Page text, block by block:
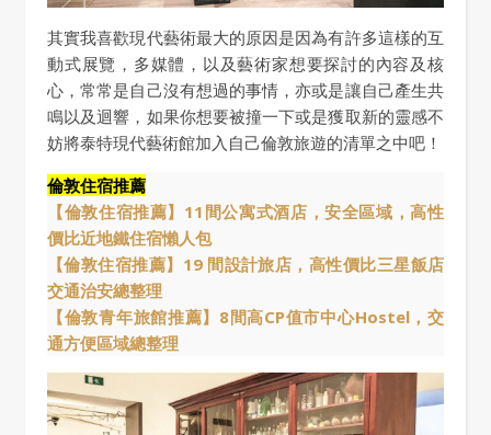
其實我喜歡現代藝術最大的原因是因為有許多這樣的互
動式展覽，多媒體，以及藝術家想要探討的內容及核
心，常常是自己沒有想過的事情，亦或是讓自己產生共
鳴以及迴響，如果你想要被撞一下或是獲取新的靈感不
妨將泰特現代藝術館加入自己倫敦旅遊的清單之中吧！
倫敦住宿推薦
【倫敦住宿推薦】11間公寓式酒店，安全區域，高性
價比近地鐵住宿懶人包
【倫敦住宿推薦】19 間設計旅店，高性價比三星飯店
交通治安總整理
【倫敦青年旅館推薦】8間高CP值市中心Hostel，交
通方便區域總整理